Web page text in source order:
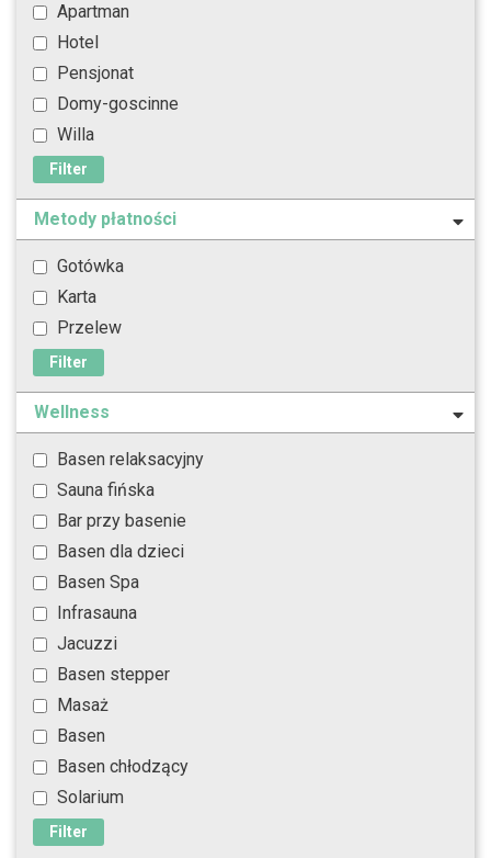
Apartman
Hotel
Pensjonat
Domy-goscinne
Willa
Filter
Metody płatności
Gotówka
Karta
Przelew
Filter
Wellness
Basen relaksacyjny
Sauna fińska
Bar przy basenie
Basen dla dzieci
Basen Spa
Infrasauna
Jacuzzi
Basen stepper
Masaż
Basen
Basen chłodzący
Solarium
Filter